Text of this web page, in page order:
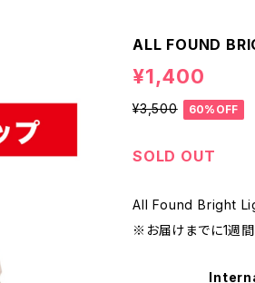
ALL FOUND
¥1,400
¥3,500 60%OFF
SOLD OUT
All Found Bright
※お届けまでに1週